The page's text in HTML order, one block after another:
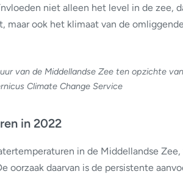
niet alleen het level in de zee,
maar ook het klimaat van de
van de Middellandse Zee ten opzichte
Climate Change Service
in 2022
in de Middellandse
oorzaak daarvan is de persistente